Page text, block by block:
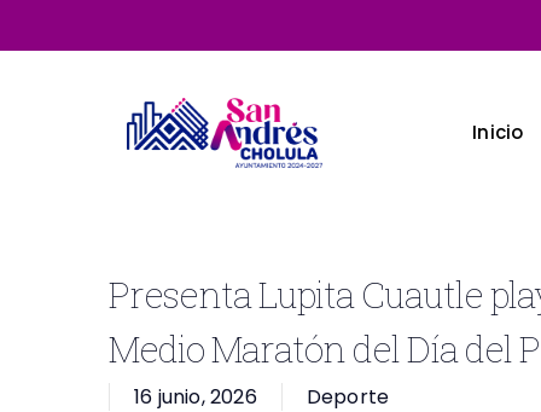
to
Inicio
Presenta Lupita Cuautle
Medio Maratón del Día del
16 junio, 2026 Deporte